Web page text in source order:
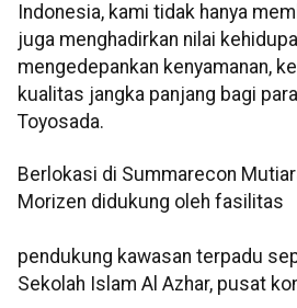
Indonesia, kami tidak hanya
juga menghadirkan nilai
mengedepankan kenyamanan,
kualitas jangka panjang bagi
Toyosada.
Berlokasi di Summarecon
Morizen didukung oleh fasilitas
pendukung kawasan terpadu
Sekolah Islam Al Azhar, pusat